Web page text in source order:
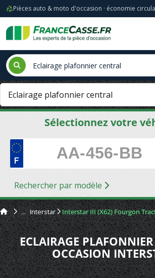
Pièces auto & moto d'occasion · économie
Sélectionnez votre
Rechercher par modèle
Interstar Interstar III (X62) Fourgon
ECLAIRAGE
OCCASION